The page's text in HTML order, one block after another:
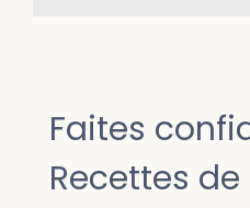
Faites
Recettes